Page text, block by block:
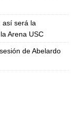
así será la
Arena USC
de Abelardo